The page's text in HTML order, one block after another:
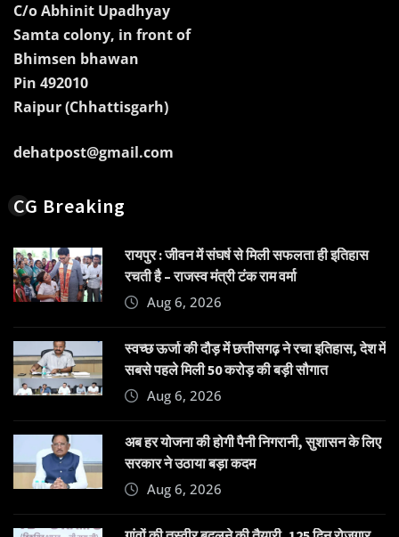
C/o Abhinit Upadhyay
Samta colony, in front of
Bhimsen bhawan
Pin 492010
Raipur (Chhattisgarh)
dehatpost@gmail.com
CG Breaking
रायपुर : जीवन में संघर्ष से मिली सफलता ही इतिहास
रचती है – राजस्व मंत्री टंक राम वर्मा
Aug 6, 2026
स्वच्छ ऊर्जा की दौड़ में छत्तीसगढ़ ने रचा इतिहास, देश में
सबसे पहले मिली 50 करोड़ की बड़ी सौगात
Aug 6, 2026
अब हर योजना की होगी पैनी निगरानी, सुशासन के लिए
सरकार ने उठाया बड़ा कदम
Aug 6, 2026